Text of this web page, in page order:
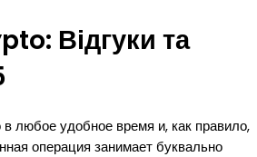
Відгуки та
любое удобное время и, как правило,
операция занимает буквально